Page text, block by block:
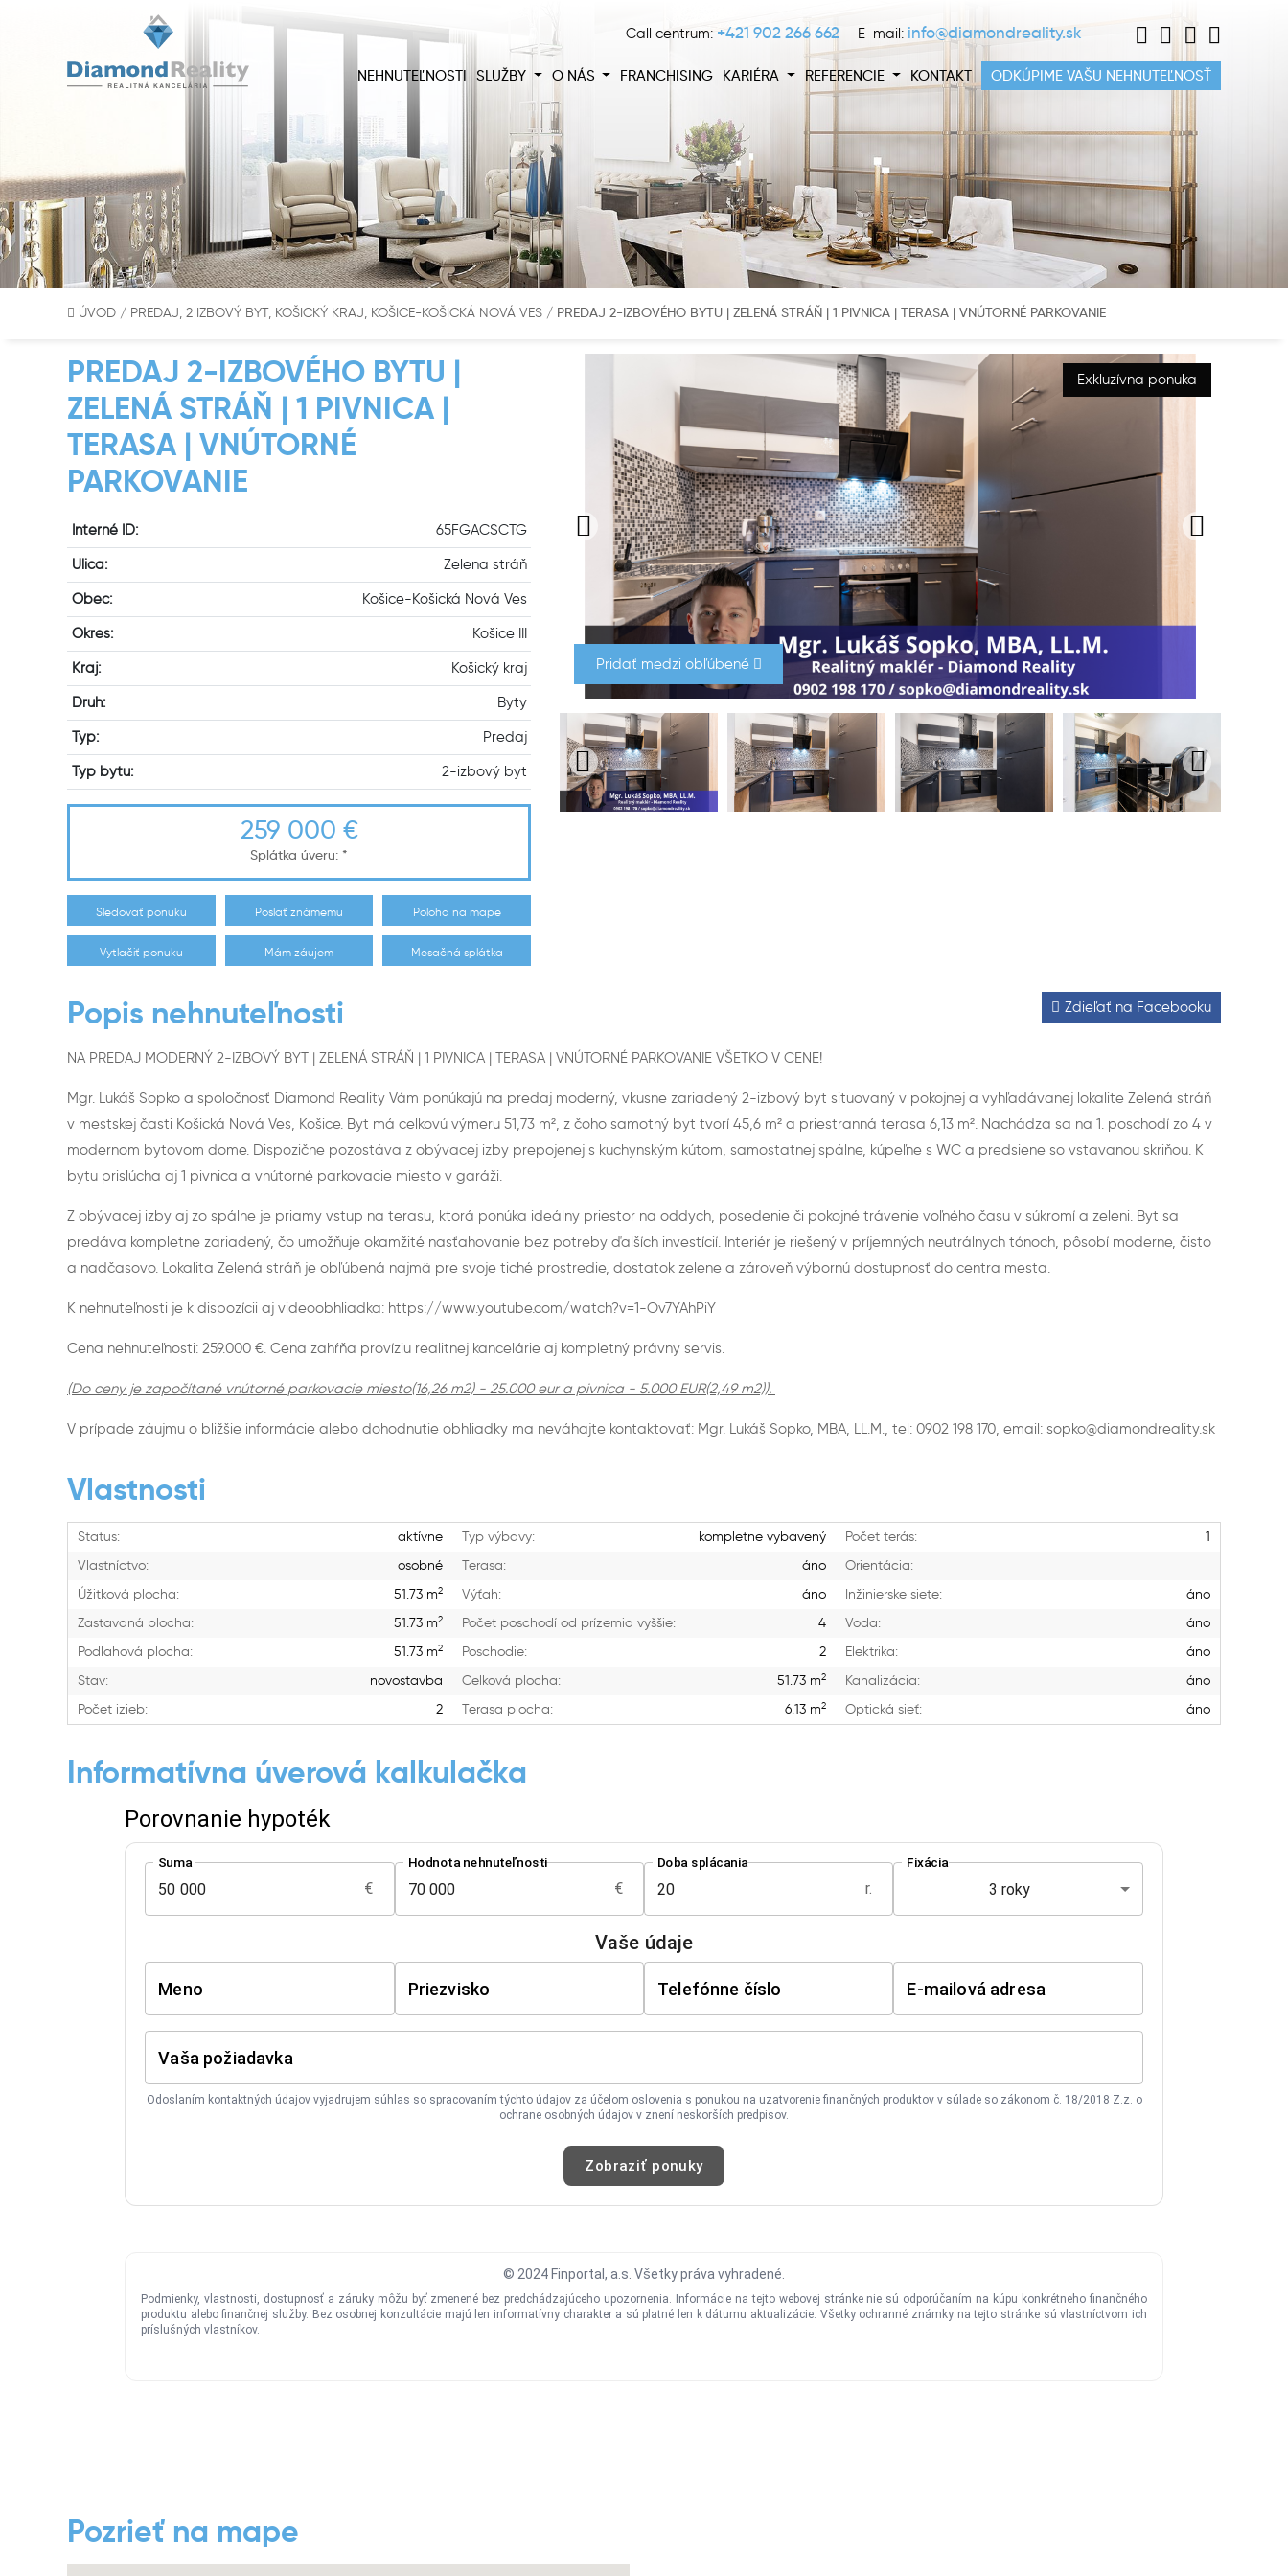
Call centrum: +421 902 266 662 E-mail: info@diamondreality.sk
NEHNUTEĽNOSTI SLUŽBY O NÁS FRANCHISING KARIÉRA REFERENCIE KONTAKT ODKÚPIME VAŠU NEHNUTEĽNOSŤ
ÚVOD / PREDAJ, 2 IZBOVÝ BYT, KOŠICKÝ KRAJ, KOŠICE-KOŠICKÁ NOVÁ VES / PREDAJ 2-IZBOVÉHO BYTU | ZELENÁ STRÁŇ | 1 PIVNICA | TERASA | VNÚTORNÉ PARKOVANIE
PREDAJ 2-IZBOVÉHO BYTU |
ZELENÁ STRÁŇ | 1 PIVNICA |
TERASA | VNÚTORNÉ
PARKOVANIE
Interné ID:
65FGACSCTG
Ulica:
Zelena stráň
Obec:
Košice-Košická Nová Ves
Okres:
Košice III
Kraj:
Košický kraj
Druh:
Byty
Typ:
Predaj
Typ bytu:
2-izbový byt
259 000 €
Splátka úveru:*
Sledovať ponuku Poslať známemu Poloha na mape
Vytlačiť ponuku Mám záujem Mesačná splátka
Exkluzívna ponuka
Pridať medzi obľúbené
Popis nehnuteľnosti Zdieľať na Facebooku
NA PREDAJ MODERNÝ 2-IZBOVÝ BYT | ZELENÁ STRÁŇ | 1 PIVNICA | TERASA | VNÚTORNÉ PARKOVANIE VŠETKO V CENE!
Mgr. Lukáš Sopko a spoločnosť Diamond Reality Vám ponúkajú na predaj moderný, vkusne zariadený 2-izbový byt situovaný v pokojnej a vyhľadávanej lokalite Zelená stráň
v mestskej časti Košická Nová Ves, Košice. Byt má celkovú výmeru 51,73 m², z čoho samotný byt tvorí 45,6 m² a priestranná terasa 6,13 m². Nachádza sa na 1. poschodí zo 4 v
modernom bytovom dome. Dispozične pozostáva z obývacej izby prepojenej s kuchynským kútom, samostatnej spálne, kúpeľne s WC a predsiene so vstavanou skriňou. K
bytu prislúcha aj 1 pivnica a vnútorné parkovacie miesto v garáži.
Z obývacej izby aj zo spálne je priamy vstup na terasu, ktorá ponúka ideálny priestor na oddych, posedenie či pokojné trávenie voľného času v súkromí a zeleni. Byt sa
predáva kompletne zariadený, čo umožňuje okamžité nasťahovanie bez potreby ďalších investícií. Interiér je riešený v príjemných neutrálnych tónoch, pôsobí moderne, čisto
a nadčasovo. Lokalita Zelená stráň je obľúbená najmä pre svoje tiché prostredie, dostatok zelene a zároveň výbornú dostupnosť do centra mesta.
K nehnuteľnosti je k dispozícii aj videoobhliadka: https://www.youtube.com/watch?v=1-Ov7YAhPiY
Cena nehnuteľnosti: 259.000 €. Cena zahŕňa províziu realitnej kancelárie aj kompletný právny servis.
(Do ceny je započítané vnútorné parkovacie miesto(16,26 m2) - 25.000 eur a pivnica - 5.000 EUR(2,49 m2)).
V prípade záujmu o bližšie informácie alebo dohodnutie obhliadky ma neváhajte kontaktovať: Mgr. Lukáš Sopko, MBA, LL.M., tel: 0902 198 170, email: sopko@diamondreality.sk
Vlastnosti
Status:
aktívne
Vlastníctvo:
osobné
Úžitková plocha:
51.73 m2
Zastavaná plocha: 51.73 m2
Podlahová plocha: 51.73 m2
Stav:
novostavba
Počet izieb:
2
Typ výbavy:
kompletne vybavený
Terasa:
áno
Výťah:
áno
Počet poschodí od prízemia vyššie:
4
Poschodie:
2
Celková plocha:
51.73 m2
Terasa plocha: 6.13 m2
Počet terás:
1
Orientácia:
Inžinierske siete:
áno
Voda:
áno
Elektrika:
áno
Kanalizácia:
áno
Optická sieť:
áno
Informatívna úverová kalkulačka
Pozrieť na mape